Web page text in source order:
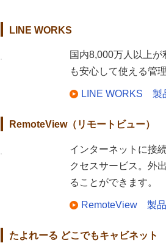
LINE WORKS
国内8,000万人以上
も安心して使える管
LINE WORKS 製
RemoteView（リモートビュー）
インターネットに接
クセスサービス。外
ることができます。
RemoteView 製
たよれーる どこでもキャビネット